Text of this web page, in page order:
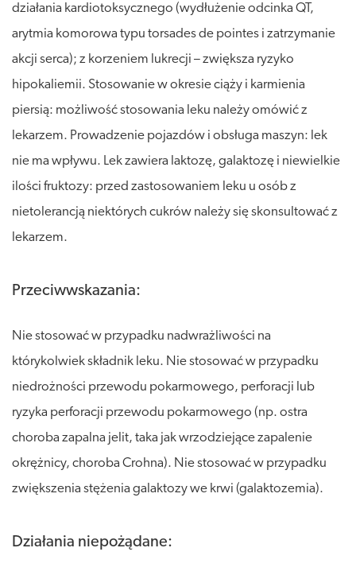
działania kardiotoksycznego (wydłużenie odcinka QT,
arytmia komorowa typu torsades de pointes i zatrzymanie
akcji serca); z korzeniem lukrecji – zwiększa ryzyko
hipokaliemii. Stosowanie w okresie ciąży i karmienia
piersią: możliwość stosowania leku należy omówić z
lekarzem. Prowadzenie pojazdów i obsługa maszyn: lek
nie ma wpływu. Lek zawiera laktozę, galaktozę i niewielkie
ilości fruktozy: przed zastosowaniem leku u osób z
nietolerancją niektórych cukrów należy się skonsultować z
lekarzem.
Przeciwwskazania:
Nie stosować w przypadku nadwrażliwości na
którykolwiek składnik leku. Nie stosować w przypadku
niedrożności przewodu pokarmowego, perforacji lub
ryzyka perforacji przewodu pokarmowego (np. ostra
choroba zapalna jelit, taka jak wrzodziejące zapalenie
okrężnicy, choroba Crohna). Nie stosować w przypadku
zwiększenia stężenia galaktozy we krwi (galaktozemia).
Działania niepożądane: